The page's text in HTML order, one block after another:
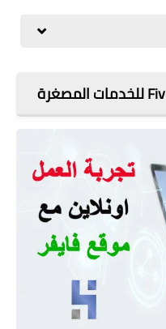
الربح من الانترنت
ذكاء اصطناعي